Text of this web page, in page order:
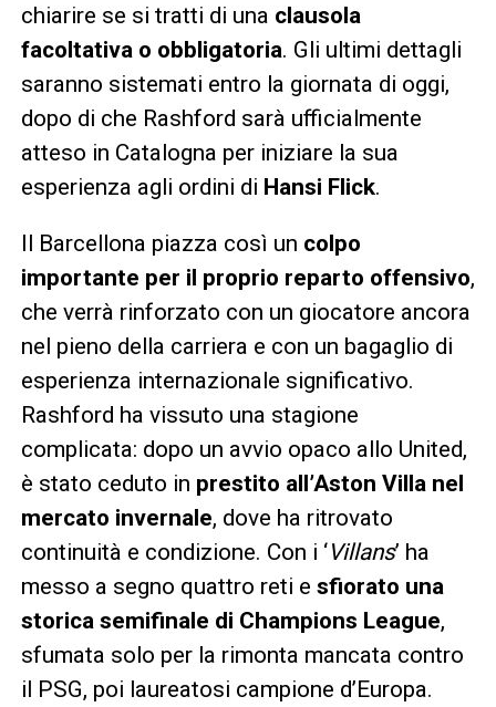
chiarire se si tratti di una clausola
facoltativa o obbligatoria. Gli ultimi dettagli
saranno sistemati entro la giornata di oggi,
dopo di che Rashford sarà ufficialmente
atteso in Catalogna per iniziare la sua
esperienza agli ordini di Hansi Flick.
Il Barcellona piazza così un colpo
importante per il proprio reparto offensivo,
che verrà rinforzato con un giocatore ancora
nel pieno della carriera e con un bagaglio di
esperienza internazionale significativo.
Rashford ha vissuto una stagione
complicata: dopo un avvio opaco allo United,
è stato ceduto in prestito all’Aston Villa nel
mercato invernale, dove ha ritrovato
continuità e condizione. Con i ‘Villans’ ha
messo a segno quattro reti e sfiorato una
storica semifinale di Champions League,
sfumata solo per la rimonta mancata contro
il PSG, poi laureatosi campione d’Europa.